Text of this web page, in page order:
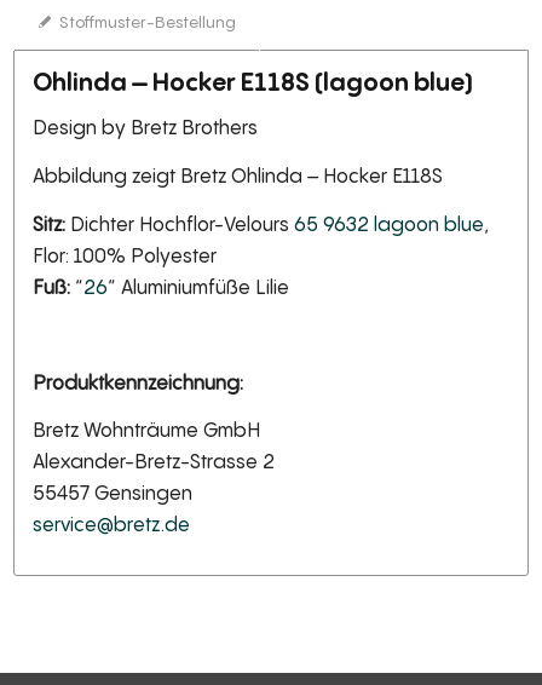
Stoffmuster-Bestellung
Ohlinda – Hocker E118S (lagoon blue)
Design by Bretz Brothers
Abbildung zeigt Bretz Ohlinda – Hocker E118S
Sitz: Dichter Hochflor-Velours65 9632 lagoon blue,
Flor: 100% Polyester
Fuß: “26” Aluminiumfüße Lilie
Produktkennzeichnung:
Bretz Wohnträume GmbH
Alexander-Bretz-Strasse 2
55457 Gensingen
service@bretz.de